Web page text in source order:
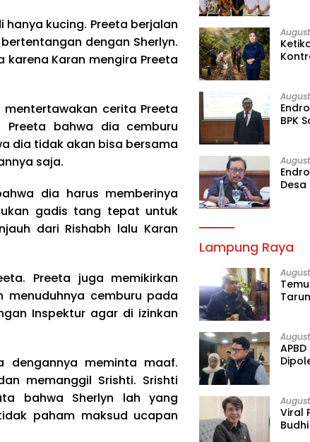
kucing. Preeta berjalan
dengan Sherlyn.
Karan mengira Preeta
mentertawakan cerita Preeta
bahwa dia cemburu
dia tidak akan bisa bersama
saja.
dia harus memberinya
gadis tang tepat untuk
dari Rishabh lalu Karan
Preeta juga memikirkan
menuduhnya cemburu pada
Inspektur agar di izinkan
dengannya meminta maaf.
memanggil Srishti. Srishti
bahwa Sherlyn lah yang
paham maksud ucapan
BPK
Desa
Lampung Raya
Viral